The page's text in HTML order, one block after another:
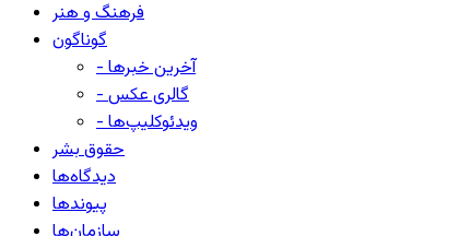
فرهنگ و هنر
گوناگون
- آخرین خبرها
- گالری عکس
- ویدئوکلیپ‌ها
حقوق بشر
دیدگاه‌ها
پیوندها